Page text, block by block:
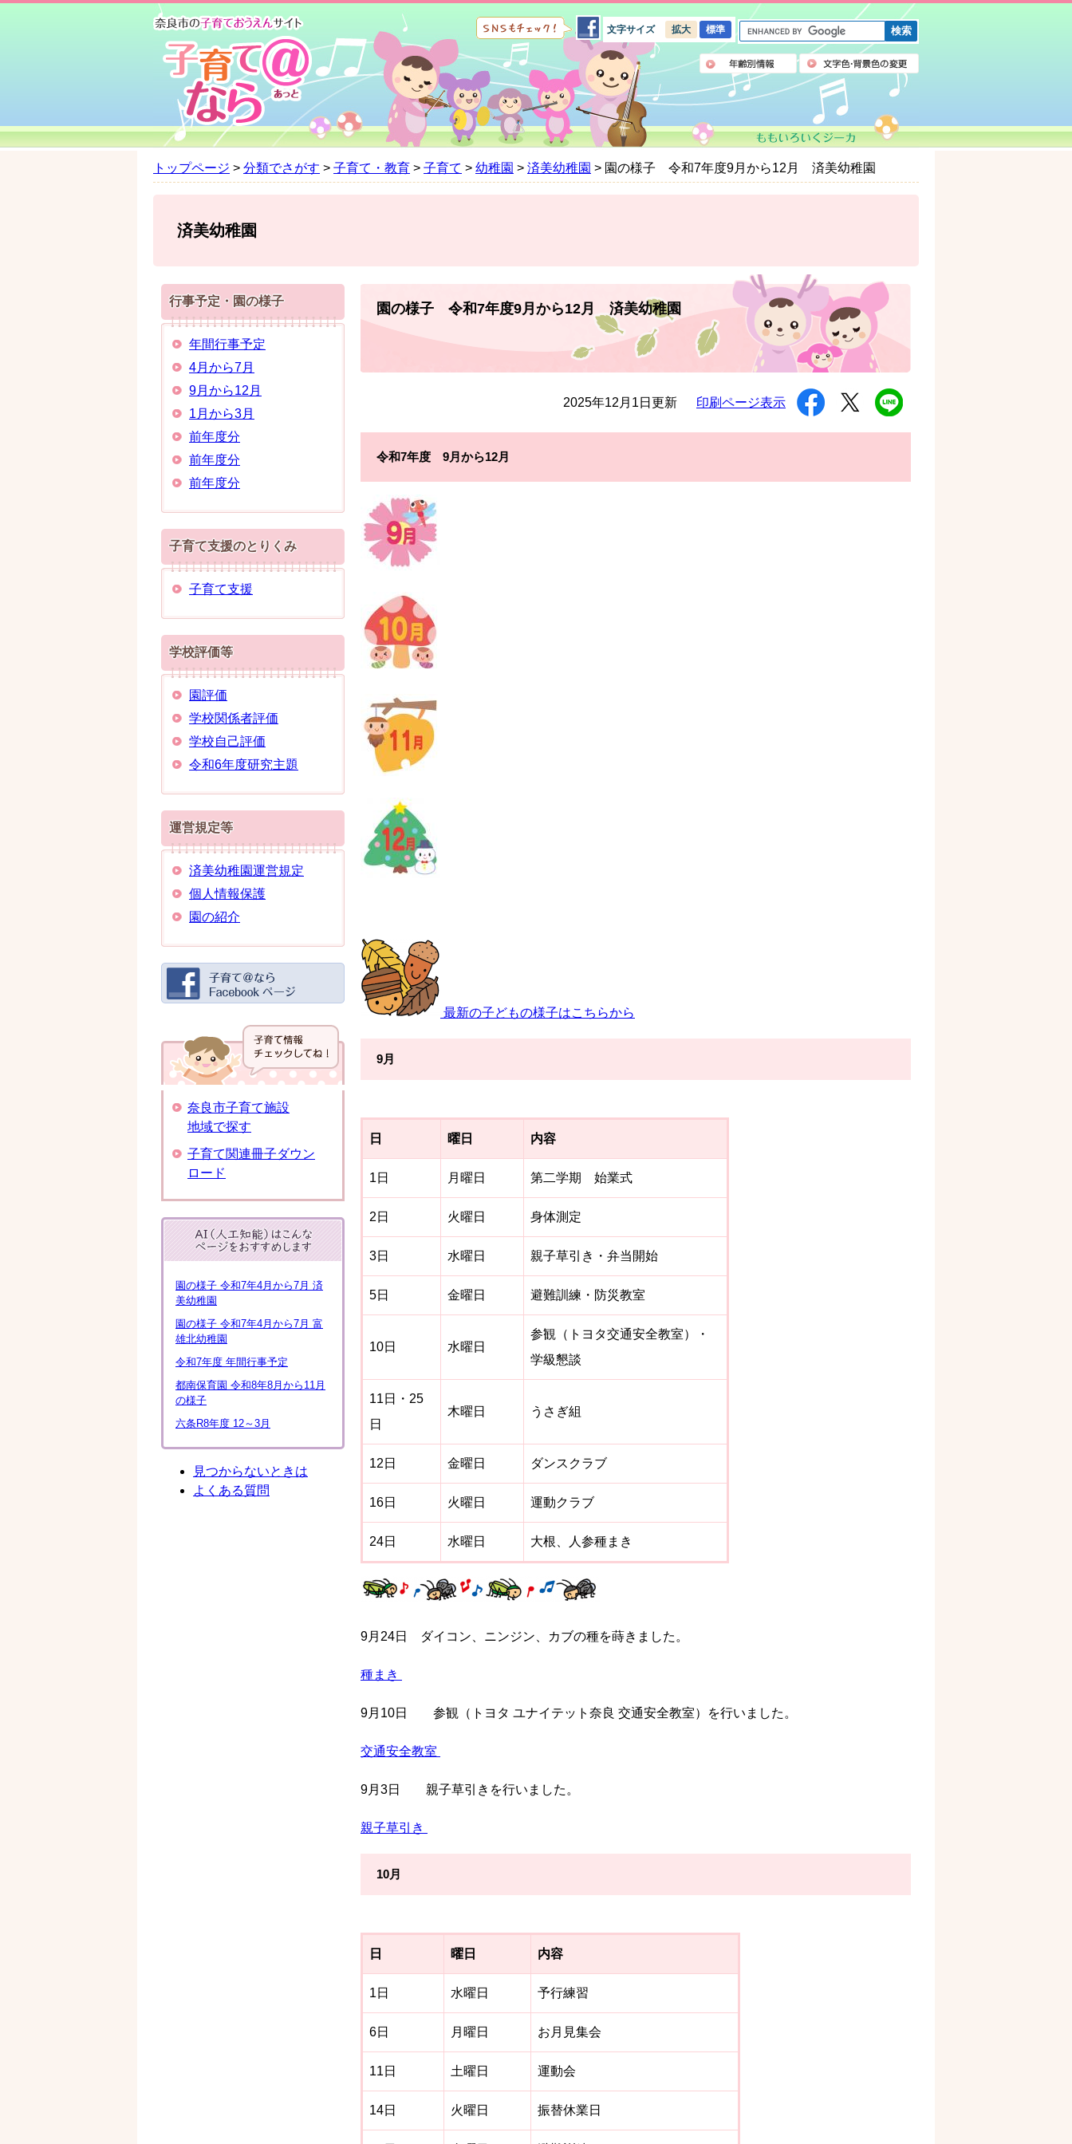
で
ば
文字サイズ 拡大 標準
o
o
g
l
e
ス
検
索
トップページ > 分類でさがす > 子育て・教育 > 子育て > 幼稚園 > 済美幼稚園 > 園の様子 令和7年度9月から12月 済美幼稚園
済美幼稚園
本
園の様子 令和7年度9月から12月 済美幼稚園
2025年12月1日更新 印刷ページ表示
ツ
イ
令和7年度 9月から12月
最新の子どもの様子はこちらから
9月
日 曜日 内容
1日 月曜日 第二学期 始業式
2日 火曜日 身体測定
3日 水曜日 親子草引き・弁当開始
5日 金曜日 避難訓練・防災教室
10日 水曜日
参観（トヨタ交通安全教室）・
学級懇談
11日・25
日
木曜日 うさぎ組
12日 金曜日 ダンスクラブ
16日 火曜日 運動クラブ
24日 水曜日 大根、人参種まき
9月24日 ダイコン、ニンジン、カブの種を蒔きました。
種まき
9月10日 参観（トヨタ ユナイテット奈良 交通安全教室）を行いました。
交通安全教室
9月3日 親子草引きを行いました。
親子草引き
10月
日 曜日 内容
1日 水曜日 予行練習
6日 月曜日 お月見集会
11日 土曜日 運動会
14日 火曜日 振替休業日
行事予定・園の様子
年間行事予定
4月から7月
9月から12月
1月から3月
前年度分
前年度分
前年度分
子育て支援のとりくみ
子育て支援
学校評価等
園評価
学校関係者評価
学校自己評価
令和6年度研究主題
運営規定等
済美幼稚園運営規定
個人情報保護
園の紹介
奈良市子育て施設
地域で探す
子育て関連冊子ダウン
ロード
園の様子 令和7年4月から7月 済
美幼稚園
園の様子 令和7年4月から7月 富
雄北幼稚園
令和7年度 年間行事予定
都南保育園 令和8年8月から11月
の様子
六条R8年度 12～3月
見つからないときは
よくある質問